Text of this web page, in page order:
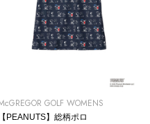
GOLF WOMENS
【PEANUTS】総柄ポロ